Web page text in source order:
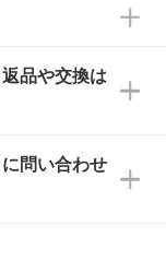
詳細は、
スト、写真
に変換し
ほしい
色をご提
色の場合は
おりま
印刷をく
刷色が、柔
色が映え
日祝日はお
合わせ
品や交換は
担当スタッ
確認し、
問い合わせ